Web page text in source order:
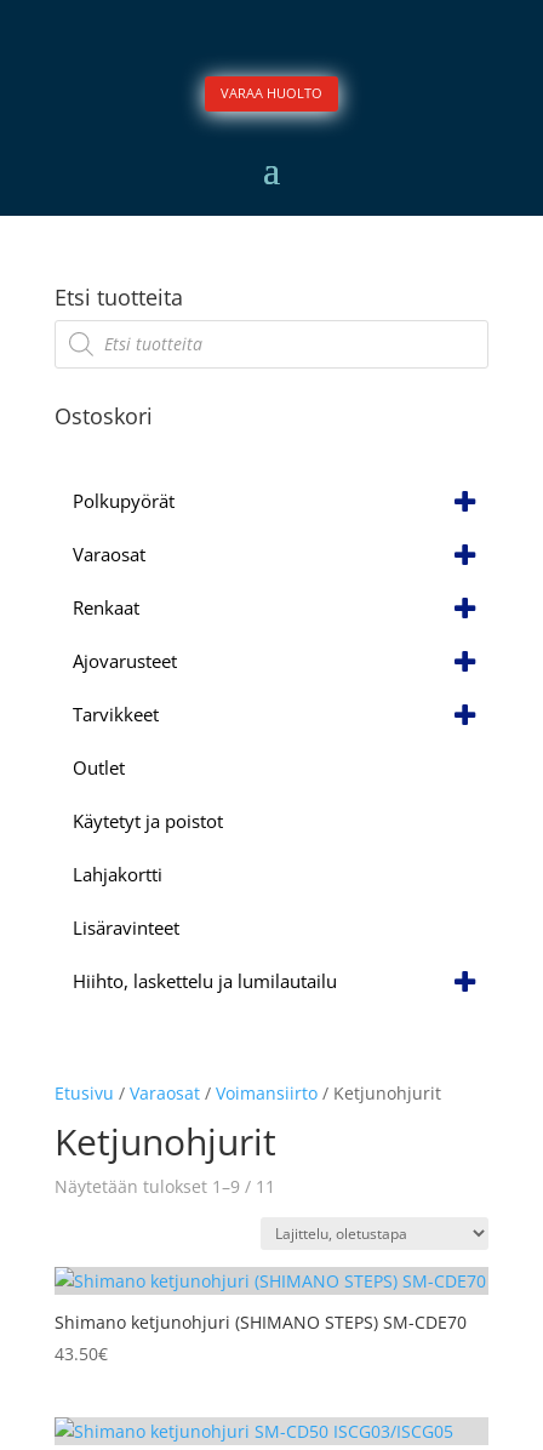
VARAA HUOLTO
Etusivu / Varaosat/ Voimansiirto/ Ketjunohjurit
Ketjunohjurit
Näytetään tulokset 1–9 / 11
Shimano ketjunohjuri (SHIMANO STEPS) SM-CDE70
43.50€
Etsi tuotteita
Products
search
Ostoskori
Polkupyörät
Varaosat
Renkaat
Ajovarusteet
Tarvikkeet
Outlet
Käytetyt ja poistot
Lahjakortti
Lisäravinteet
Hiihto, laskettelu ja lumilautailu